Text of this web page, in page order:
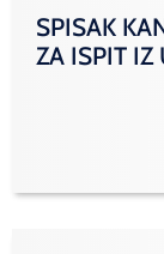
SPISAK
ZA ISPIT